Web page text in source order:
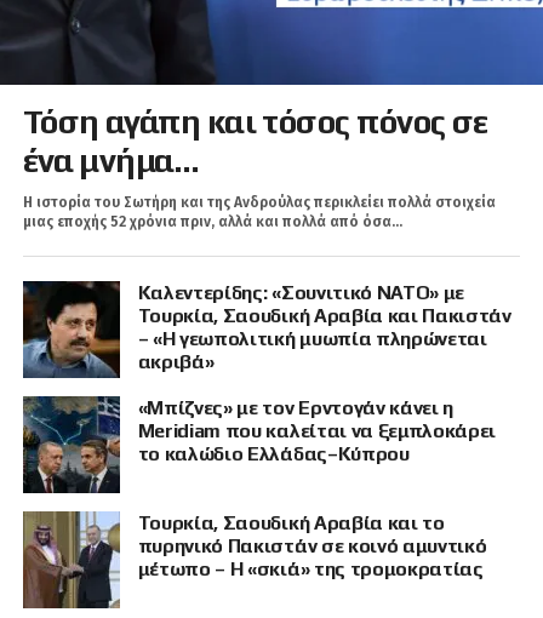
Τόση αγάπη και τόσος πόνος σε
ένα μνήμα…
Η ιστορία του Σωτήρη και της Ανδρούλας περικλείει πολλά στοιχεία
μιας εποχής 52 χρόνια πριν, αλλά και πολλά από όσα...
Καλεντερίδης: «Σουνιτικό ΝΑΤΟ» με
Τουρκία, Σαουδική Αραβία και Πακιστάν
– «Η γεωπολιτική μυωπία πληρώνεται
ακριβά»
«Μπίζνες» με τον Ερντογάν κάνει η
Meridiam που καλείται να ξεμπλοκάρει
το καλώδιο Ελλάδας–Κύπρου
Τουρκία, Σαουδική Αραβία και το
πυρηνικό Πακιστάν σε κοινό αμυντικό
μέτωπο – Η «σκιά» της τρομοκρατίας